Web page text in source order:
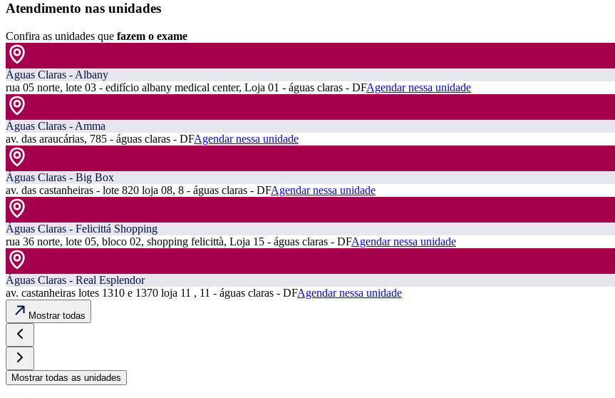
Atendimento nas unidades
Confira as unidades que fazem o exame
Águas Claras - Albany
rua 05 norte, lote 03 - edifício albany medical center, Loja 01 - águas claras - DFAgendar nessa unidade
Águas Claras - Amma
av. das araucárias, 785 - águas claras - DFAgendar nessa unidade
Águas Claras - Big Box
av. das castanheiras - lote 820 loja 08, 8 - águas claras - DFAgendar nessa unidade
Águas Claras - Felicittá Shopping
rua 36 norte, lote 05, bloco 02, shopping felicittà, Loja 15 - águas claras - DFAgendar nessa unidade
Águas Claras - Real Esplendor
av. castanheiras lotes 1310 e 1370 loja 11 , 11 - águas claras - DFAgendar nessa unidade
Mostrar todas
Mostrar todas as unidades